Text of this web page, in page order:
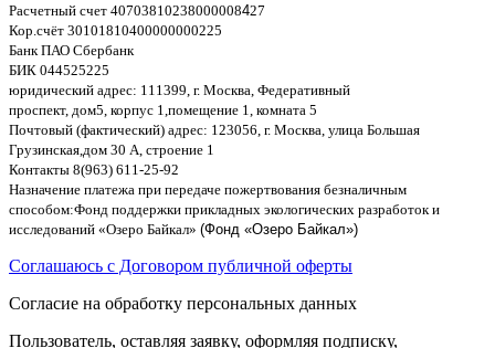
Расчетный счет 40703810238000008427
Кор счёт 30101810400000000225
Банк ПАО Сбербанк
БИК 044525225
юридический адрес: 111399, г. Москва Федеративный
проспект, дом5, корпус 1, помещение 1, комната 5
Почтовый (фактический) адрес: 123056, г. Москва улица Большая
Грузинская дом 30 А строение 1
Контакты 8(963) 611-25-92
Назначение платежа при передаче пожертвования безналичным
способом:Фонд поддержки прикладных экологических разработок и
исследований «Озеро Байкал» (Фонд «Озеро Байкал»)
Соглашаюсь с Договором публичной оферты
Согласие на обработку персональных данных
Пользователь, оставляя заявку, оформляя подписку,